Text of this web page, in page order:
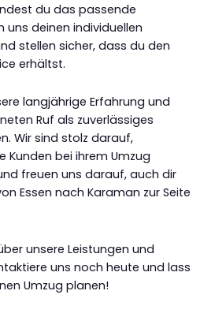
du das passende
uns deinen individuellen
stellen sicher, dass du den
erhältst.
langjährige Erfahrung und
Ruf als zuverlässiges
Wir sind stolz darauf,
Kunden bei ihrem Umzug
freuen uns darauf, auch dir
Essen nach Karaman zur Seite
unsere Leistungen und
uns noch heute und lass
Umzug planen!